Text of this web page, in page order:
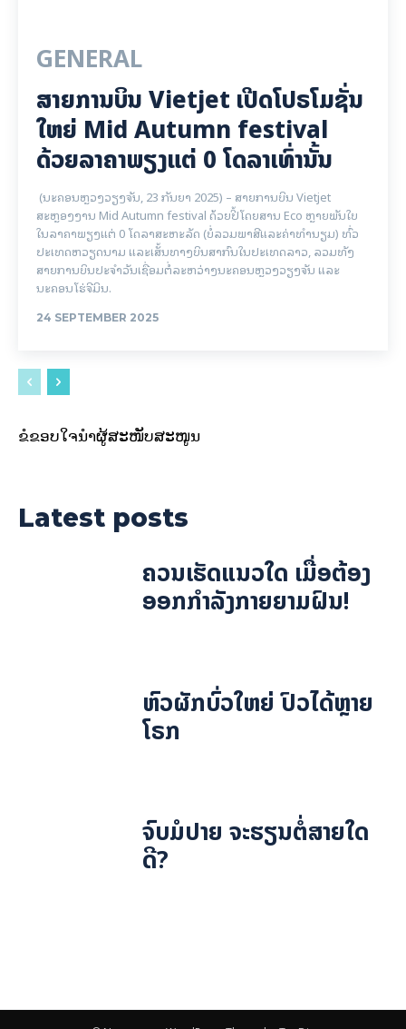
GENERAL
ສາຍການບິນ Vietjet ເປີດໂປຣໂມຊັ່ນ
ໃຫຍ່ Mid Autumn festival
ດ້ວຍລາຄາພຽງແຕ່ 0 ໂດລາເທົ່ານັ້ນ
(ນະຄອນຫຼວງວຽງຈັນ, 23 ກັນຍາ 2025) – ສາຍການບິນ Vietjet
ສະຫຼອງງານ Mid Autumn festival ດ້ວຍປີ້ໂດຍສານ Eco ຫຼາຍພັນໃບ
ໃນລາຄາພຽງແຕ່ 0 ໂດລາສະຫະລັດ (ບໍ່ລວມພາສີແລະຄ່າທໍານຽມ) ທົ່ວ
ປະເທດຫວຽດນາມ ແລະເສັ້ນທາງບິນສາກົນໃນປະເທດລາວ, ລວມທັງ
ສາຍການບິນປະຈໍາວັນເຊື່ອມຕໍ່ລະຫວ່າງນະຄອນຫຼວງວຽງຈັນ ແລະ
ນະຄອນໂຮ່ຈີມິນ.
24 SEPTEMBER 2025
ຂໍຂອບໃຈນຳຜູ້ສະໜັບສະໜູນ
Latest posts
ຄວນເຮັດແນວໃດ ເມື່ອຕ້ອງ
ອອກກຳລັງກາຍຍາມຝົນ!
ຫົວຜັກບົ່ວໃຫຍ່ ປົວໄດ້ຫຼາຍ
ໂຣກ
ຈົບມໍປາຍ ຈະຮຽນຕໍ່ສາຍໃດ
ດີ?